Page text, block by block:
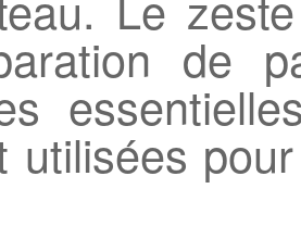
de
utilisées